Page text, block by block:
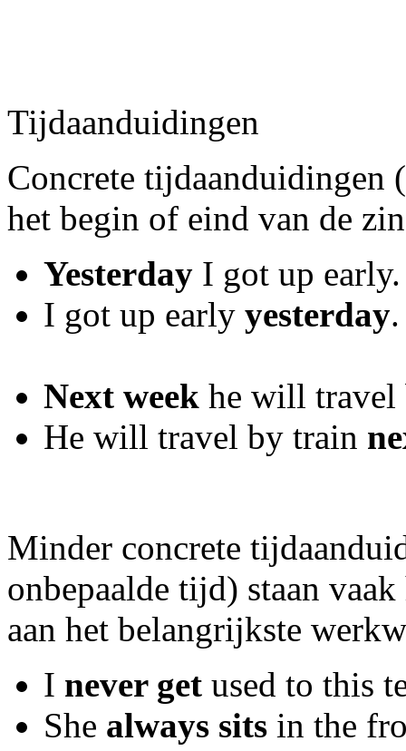
Tijdaanduidingen
Concrete tijdaanduidingen
het begin of eind van de
Yesterday I got up early.
I got up early yesterday.
Next week he will travel
He will travel by train
Minder concrete
onbepaalde tijd) staan
aan het belangrijkste
I never get used to this
She always sits in the